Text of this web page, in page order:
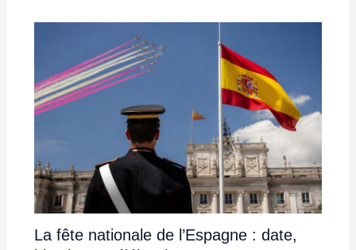
La fête nationale de l’Espagne : date,